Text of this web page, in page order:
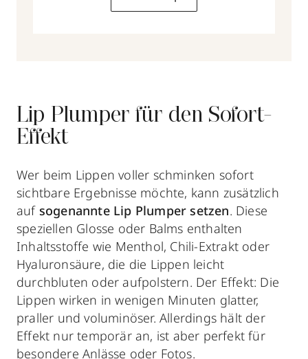
Lip Plumper für den Sofort-
Effekt
Wer beim Lippen voller schminken sofort
sichtbare Ergebnisse möchte, kann zusätzlich
auf sogenannte Lip Plumper setzen. Diese
speziellen Glosse oder Balms enthalten
Inhaltsstoffe wie Menthol, Chili-Extrakt oder
Hyaluronsäure, die die Lippen leicht
durchbluten oder aufpolstern. Der Effekt: Die
Lippen wirken in wenigen Minuten glatter,
praller und voluminöser. Allerdings hält der
Effekt nur temporär an, ist aber perfekt für
besondere Anlässe oder Fotos.